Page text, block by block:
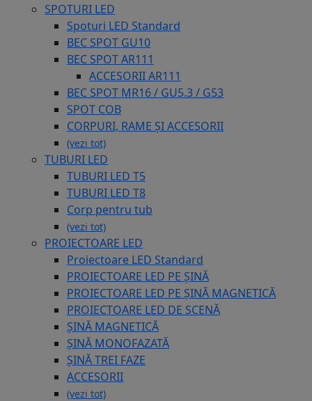
SPOTURI LED
Spoturi LED Standard
BEC SPOT GU10
BEC SPOT AR111
ACCESORII AR111
BEC SPOT MR16 / GU5.3 / G53
SPOT COB
CORPURI, RAME ȘI ACCESORII
(vezi tot)
TUBURI LED
TUBURI LED T5
TUBURI LED T8
Corp pentru tub
(vezi tot)
PROIECTOARE LED
Proiectoare LED Standard
PROIECTOARE LED PE ȘINĂ
PROIECTOARE LED PE ȘINĂ MAGNETICĂ
PROIECTOARE LED DE SCENĂ
ȘINĂ MAGNETICĂ
ȘINĂ MONOFAZATĂ
ȘINĂ TREI FAZE
ACCESORII
(vezi tot)